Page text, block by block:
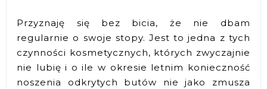
Przyznaję się bez bicia, że nie dbam
regularnie o swoje stopy. Jest to jedna z tych
czynności kosmetycznych, których zwyczajnie
nie lubię i o ile w okresie letnim konieczność
noszenia odkrytych butów nie jako zmusza